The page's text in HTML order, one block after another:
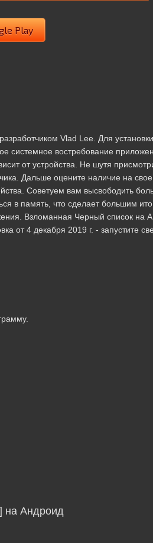
Play
Vlad Lee. Для
системное востребование
от устройства. Не шутя
Дальше оцените наличие на
Советуем вам высвободить
в память, что сделает большим
Взломанная Черный список на
от 4 декабря 2019 г. - запустите
на Андроид